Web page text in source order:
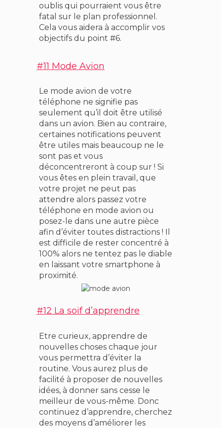
oublis qui pourraient vous être
fatal sur le plan professionnel.
Cela vous aidera à accomplir vos
objectifs du point #6.
#11 Mode Avion
Le mode avion de votre
téléphone ne signifie pas
seulement qu’il doit être utilisé
dans un avion. Bien au contraire,
certaines notifications peuvent
être utiles mais beaucoup ne le
sont pas et vous
déconcentreront à coup sur ! Si
vous êtes en plein travail, que
votre projet ne peut pas
attendre alors passez votre
téléphone en mode avion ou
posez-le dans une autre pièce
afin d’éviter toutes distractions ! Il
est difficile de rester concentré à
100% alors ne tentez pas le diable
en laissant votre smartphone à
proximité.
#12 La soif d’apprendre
Etre curieux, apprendre de
nouvelles choses chaque jour
vous permettra d’éviter la
routine. Vous aurez plus de
facilité à proposer de nouvelles
idées, à donner sans cesse le
meilleur de vous-même. Donc
continuez d’apprendre, cherchez
des moyens d’améliorer les